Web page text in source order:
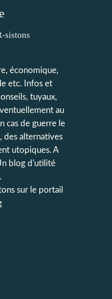
économique,
etc. Infos et
tuyaux,
au
cas de guerre le
des alternatives
utopiques. A
blog d'utilité
sur le portail